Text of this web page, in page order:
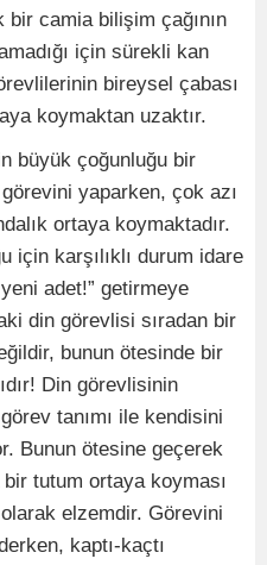
camia bilişim çağının
için sürekli kan
bireysel çabası
koymaktan uzaktır.
büyük çoğunluğu bir
yaparken, çok azı
ortaya koymaktadır.
için karşılıklı durum idare
adet!” getirmeye
din görevlisi sıradan bir
bunun ötesinde bir
Din görevlisinin
tanımı ile kendisini
Bunun ötesine geçerek
tutum ortaya koyması
elzemdir. Görevini
kaptı-kaçtı